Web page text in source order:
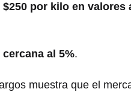
por kilo en valores
al 5%.
muestra que el